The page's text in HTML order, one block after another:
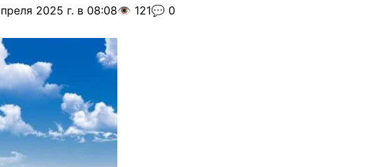
2025 г. в 08:08👁️ 121💬 0